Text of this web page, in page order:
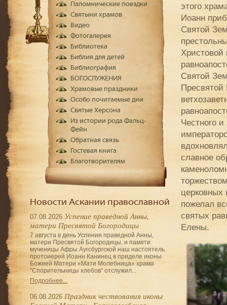
этого
Иоанн
Святой
Христовой
Святой
Честного
славное
церковных
пожелал
святых
Елены.
Паломнические поездки
Святыни храмов
Видео
Фотогалерея
Библиотека
Библия для детей
Библиография
БОГОСЛУЖЕНИЯ
Храмовые праздники
Особо почитаемые дни
Святые Херсона
Из истории рода Фальц-
Фейн
Обратная связь
Гостевая книга
Благотворителям
Новости Аскании православной
07.08.2026 Успение праведной Анны,
матери Пресвятой Богородицы
7 августа в день Успения праведной Анны,
матери Пресвятой Богородицы, и памяти
мученицы Афры Аугсбургской наш настоятель
протоиерей Иоанн Канинец в приделе иконы
Божией Матери «Мати Молебница» храма
"Спорительницы хлебов" отслужил...
Подробнее...
06.08.2026 Праздник чествования иконы